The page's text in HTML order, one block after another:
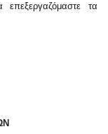
επεξεργαζόμαστε τα